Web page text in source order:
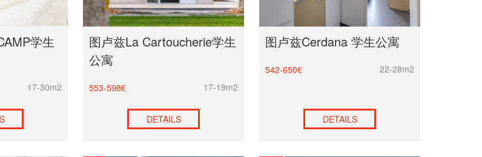
学生
17-30m2
图卢兹La Cartoucherie学生
公寓
553-598€ 17-19m2
DETAILS
图卢兹Cerdana 学生公寓
542-650€ 22-28m2
DETAILS